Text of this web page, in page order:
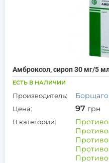
Амброксол, сироп 30 мг/5
ЕСТЬ В НАЛИЧИИ
Производитель:
Цена: 97 грн
В категории: